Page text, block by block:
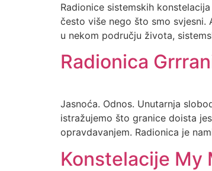
Radionice sistemskih
često više nego što smo svjesni.
u nekom području života,
Radionica
Jasnoća. Odnos. Unutarnja
istražujemo što granice doista
opravdavanjem. Radionica je
Konstelacije